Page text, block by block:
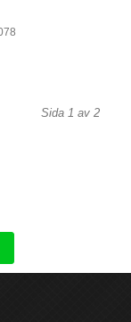
Sida 1 av 2